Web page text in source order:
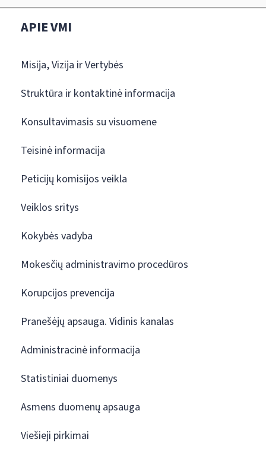
APIE VMI
Misija, Vizija ir Vertybės
Struktūra ir kontaktinė informacija
Konsultavimasis su visuomene
Teisinė informacija
Peticijų komisijos veikla
Veiklos sritys
Kokybės vadyba
Mokesčių administravimo procedūros
Korupcijos prevencija
Pranešėjų apsauga. Vidinis kanalas
Administracinė informacija
Statistiniai duomenys
Asmens duomenų apsauga
Viešieji pirkimai